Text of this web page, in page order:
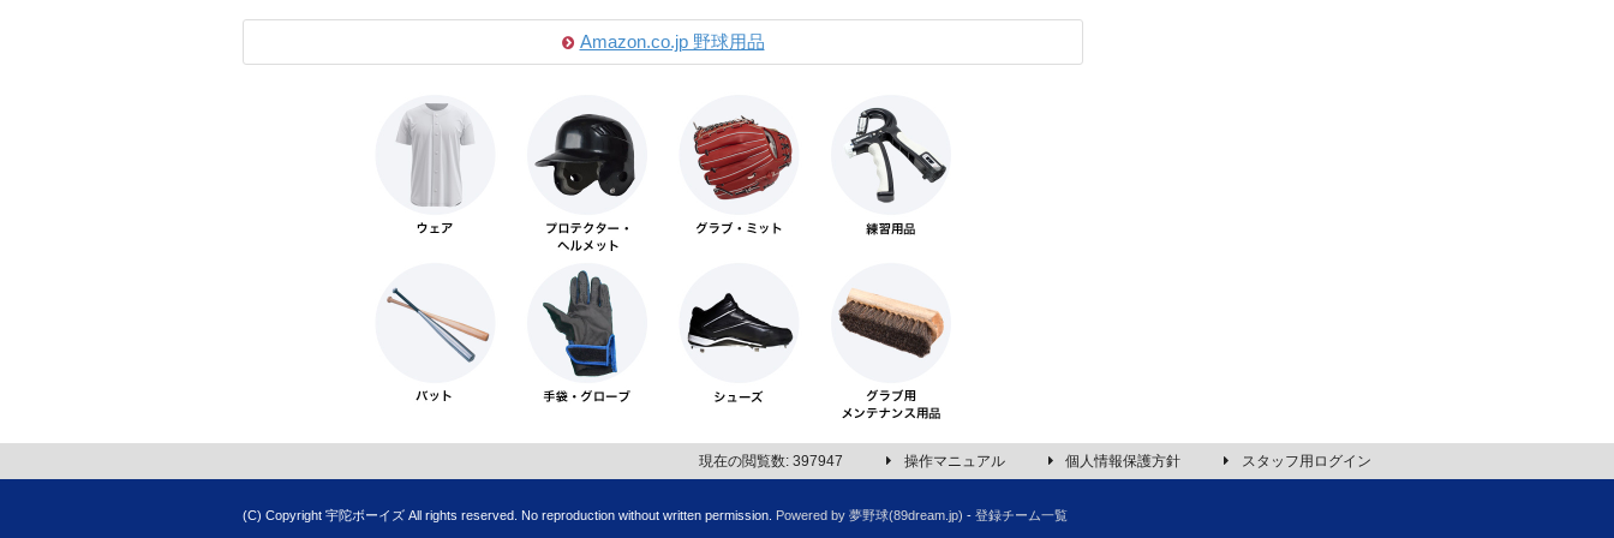
Amazon.co.jp 野球用品
現在の閲覧数: 397947 操作マニュアル 個人情報保護方針 スタッフ用ログイン
(C) Copyright 宇陀ボーイズ All rights reserved. No reproduction without written permission. Powered by 夢野球(89dream.jp) - 登録チーム一覧